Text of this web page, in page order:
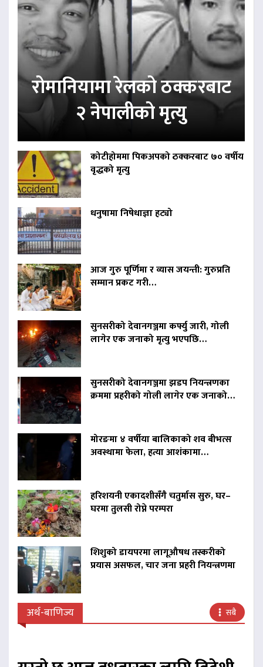
रोमानियामा रेलको ठक्करबाट
२ नेपालीको मृत्यु
कोटीहोममा पिकअपको ठक्करबाट ७० वर्षीय
वृद्धको मृत्यु
धनुषामा निषेधाज्ञा हट्यो
आज गुरु पूर्णिमा र व्यास जयन्ती: गुरुप्रति
सम्मान प्रकट गरी…
सुनसरीको देवानगञ्जमा कर्फ्यु जारी, गोली
लागेर एक जनाको मृत्यु भएपछि…
सुनसरीको देवानगञ्जमा झडप नियन्त्रणका
क्रममा प्रहरीको गोली लागेर एक जनाको…
मोरङमा ४ वर्षीया बालिकाको शव बीभत्स
अवस्थामा फेला, हत्या आशंकामा…
हरिशयनी एकादशीसँगै चतुर्मास सुरु, घर–
घरमा तुलसी रोप्ने परम्परा
शिशुको डायपरमा लागूऔषध तस्करीको
प्रयास असफल, चार जना प्रहरी नियन्त्रणमा
अर्थ-बाणिज्य सबै